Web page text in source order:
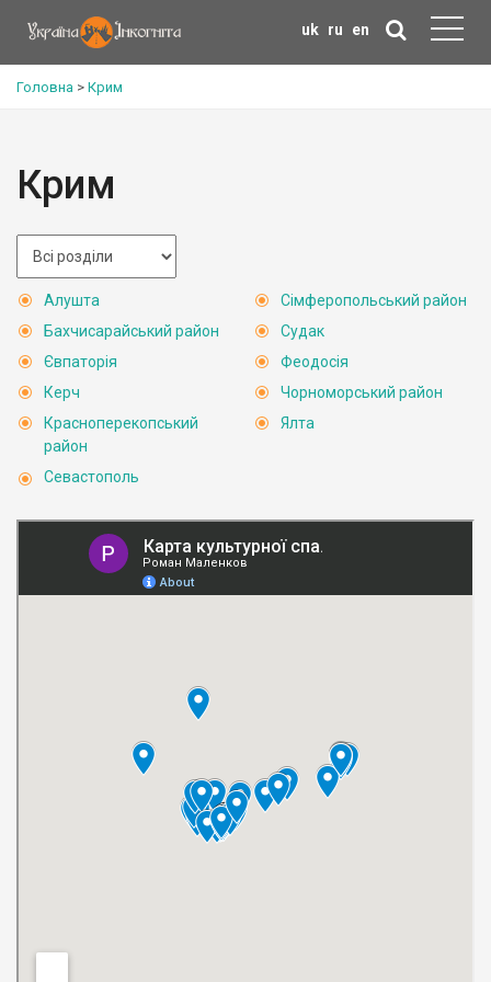
uk ru en
Головна > Крим
Крим
Алушта
Бахчисарайський район
Євпаторія
Керч
Красноперекопський
район
Севастополь
Сімферопольський район
Судак
Феодосія
Чорноморський район
Ялта